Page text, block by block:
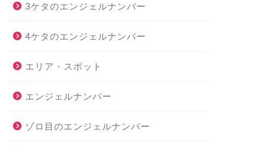
3ケタのエンジェルナンバー
4ケタのエンジェルナンバー
エリア・スポット
エンジェルナンバー
ゾロ目のエンジェルナンバー